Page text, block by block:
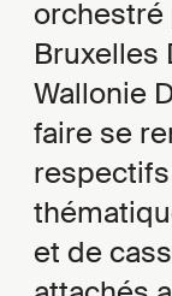
orchestré
Bruxelles
Wallonie
faire se
respectifs
et de